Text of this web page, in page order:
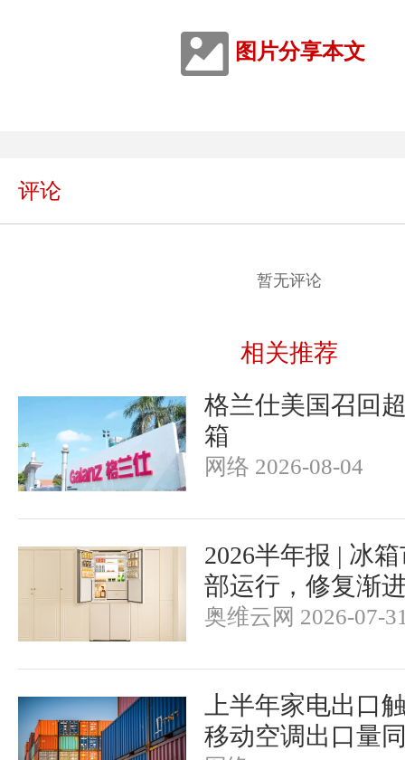
图片分享本文
评论
暂无评论
相关推荐
格兰仕美国召回
箱
网络 2026-08-04
2026半年报 | 冰
部运行，修复渐
奥维云网 2026-07-
上半年家电出口
移动空调出口量